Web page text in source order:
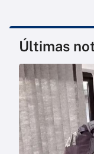
Últimas